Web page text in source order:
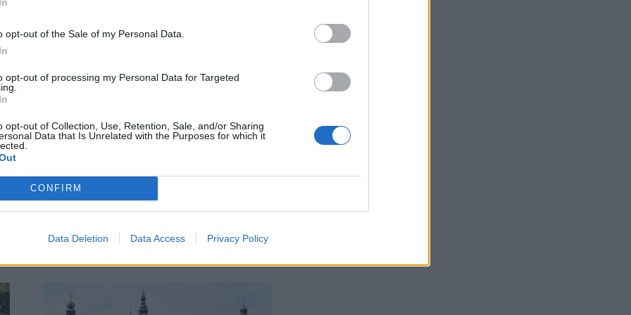
opt-out of the Sale of my Personal Data.
opt-out of processing my Personal Data for Targeted
opt-out of Collection, Use, Retention, Sale, and/or Sharing
Data that Is Unrelated with the Purposes for which it
CONFIRM
Data Deletion Data Access Privacy Policy
0
pro malé...
dobrodružstvím. Oblíbená hra TripperGo! dorazí na
Svatou Horu a do Příbrami a zve děti, rodiče,
prarodiče i všechny hravé duše na den plný
displejů, zato s očima dokořán a hlavou plnou